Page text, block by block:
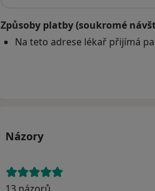
Způsoby platby (soukromé
Na teto adrese lékař přijímá
Názory